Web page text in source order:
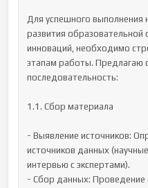
Для успешного выполнения
развития образовательной
инноваций, необходимо
этапам работы. Предлагаю
последовательность:
1.1. Сбор материала
- Выявление источников:
источников данных
интервью с экспертами).
- Сбор данных: Проведение